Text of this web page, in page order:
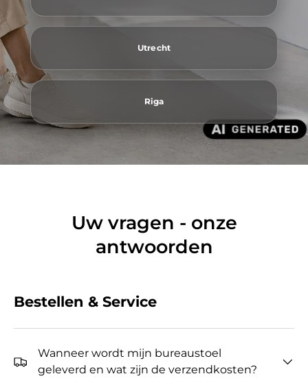
Utrecht
Riga
Uw vragen - onze
antwoorden
Bestellen & Service
Wanneer wordt mijn bureaustoel
geleverd en wat zijn de verzendkosten?